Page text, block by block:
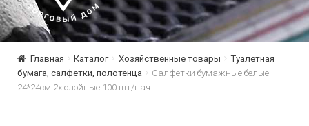
Главная Каталог Хозяйственные товары
Туалетная
бумага, салфетки, полотенца
Салфетки бумажные белые
24*24см 2х слойные 100 шт/пач